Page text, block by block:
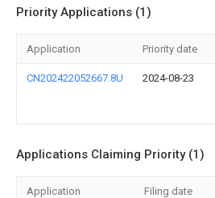
Priority Applications (1)
Application Priority date
CN202422052667.8U 2024-08-23
Applications Claiming Priority (1)
Application Filing date